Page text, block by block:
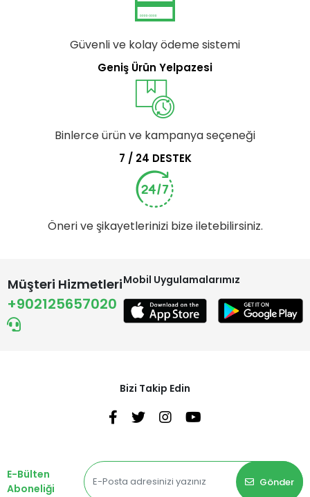
Güvenli ve kolay ödeme sistemi
Geniş Ürün Yelpazesi
Binlerce ürün ve kampanya seçeneği
7 / 24 DESTEK
Öneri ve şikayetlerinizi bize iletebilirsiniz.
Müşteri Hizmetleri
+902125657020
Mobil Uygulamalarımız
Bizi Takip Edin
E-Bülten
Aboneliği
Gönder